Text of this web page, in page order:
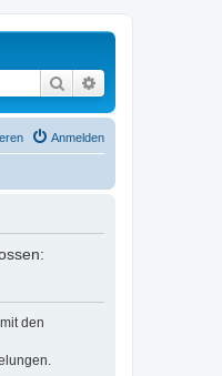
Suche
Anmelden
den